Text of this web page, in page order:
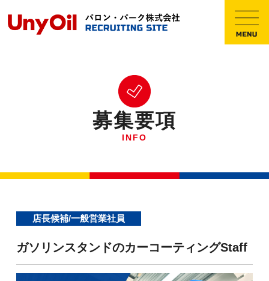
募集要項
INFO
店長候補/一般営業社員
ガソリンスタンドのカーコーティングStaff